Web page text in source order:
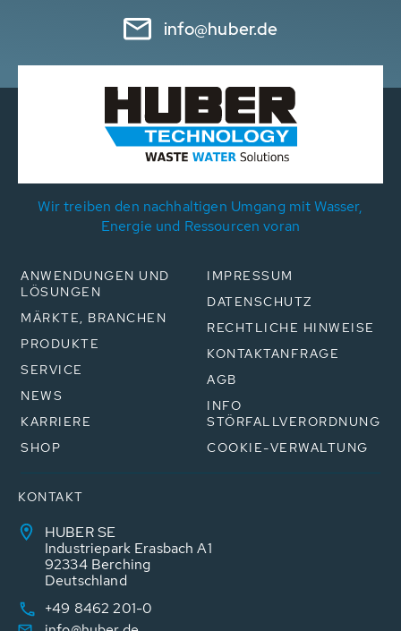
info@huber.de
Wir treiben den nachhaltigen Umgang mit Wasser,
Energie und Ressourcen voran
ANWENDUNGEN UND
LÖSUNGEN
MÄRKTE, BRANCHEN
PRODUKTE
SERVICE
NEWS
KARRIERE
SHOP
IMPRESSUM
DATENSCHUTZ
RECHTLICHE HINWEISE
KONTAKTANFRAGE
AGB
INFO
STÖRFALLVERORDNUNG
COOKIE-VERWALTUNG
KONTAKT
HUBER SE
Industriepark Erasbach A1
92334 Berching
Deutschland
+49 8462 201-0